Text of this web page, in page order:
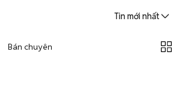
Tin mới nhất
Bán chuyên